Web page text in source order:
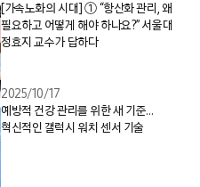
[가속노화의 시대] ① “항산화 관리, 왜
필요하고 어떻게 해야 하나요?” 서울대
정효지 교수가 답하다
2025/10/17
예방적 건강 관리를 위한 새 기준…
혁신적인 갤럭시 워치 센서 기술